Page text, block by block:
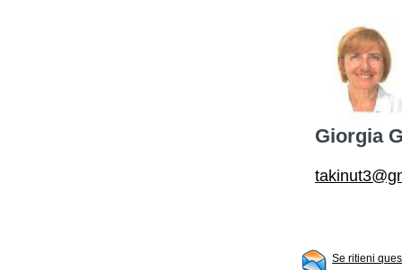
Giorgia
Se ritieni